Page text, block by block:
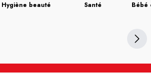
Hygiène beauté Santé Bébé